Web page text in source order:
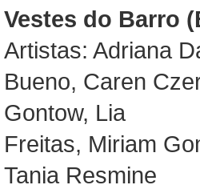
Vestes do Barro
Artistas: Adriana
Bueno, Caren
Gontow, Lia
Freitas, Miriam
Tania Resmine